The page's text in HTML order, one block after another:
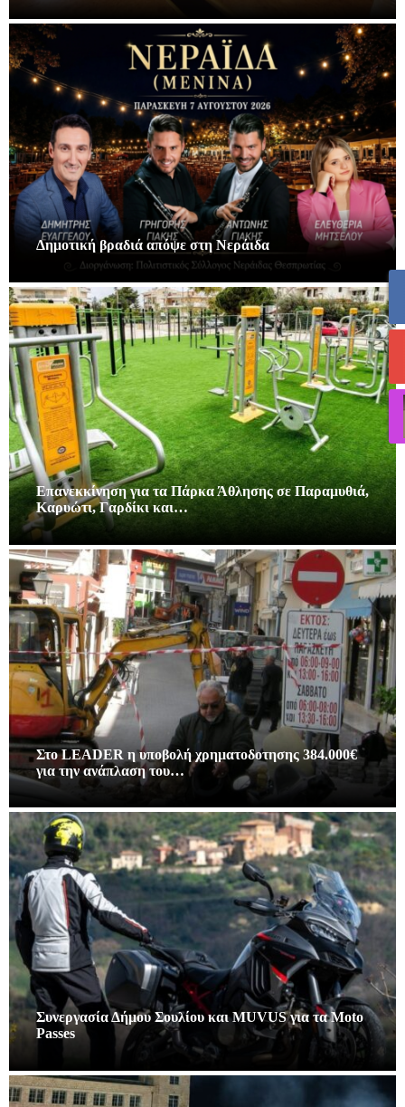
Δημοτική βραδιά απόψε στη Νεράιδα
Επανεκκίνηση για τα Πάρκα Άθλησης σε Παραμυθιά,
Καρυώτι, Γαρδίκι και…
Στο LEADER η υποβολή χρηματοδοτησης 384.000€
για την ανάπλαση του…
Συνεργασία Δήμου Σουλίου και MUVUS για τα Moto
Passes